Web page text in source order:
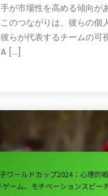
が市場性を高める傾向が
のつながりは、彼らの個
らが代表するチームの可
[…]